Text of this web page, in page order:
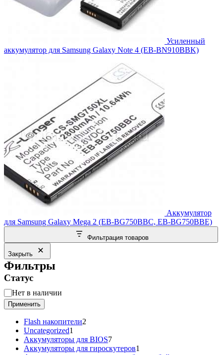
Усиленный
аккумулятор для Samsung Galaxy Note 4 (EB-BN910BBK)
Аккумулятор
для Samsung Galaxy Mega 2 (EB-BG750BBC, EB-BG750BBE)
Фильтрация товаров
Закрыть
Фильтры
Статус
Статус
Нет в наличии
Применить
Flash накопители2
Uncategorized1
товар
Аккумуляторы для BIOS77
товаров
Аккумуляторы для гироскутеров1